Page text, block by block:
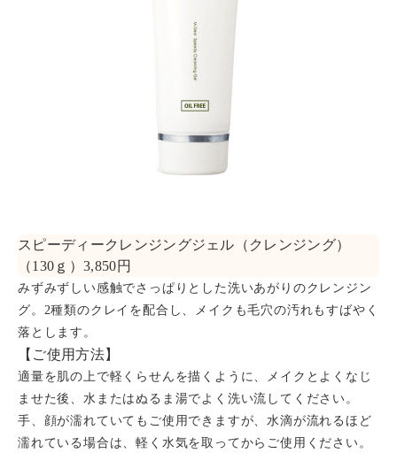
スピーディークレンジングジェル（クレンジング）
（130ｇ）3,850円
みずみずしい感触でさっぱりとした洗いあがりのクレンジン
グ。2種類のクレイを配合し、メイクも毛穴の汚れもすばやく
落とします。
【ご使用方法】
適量を肌の上で軽くらせんを描くように、メイクとよくなじ
ませた後、水またはぬるま湯でよく洗い流してください。
手、顔が濡れていてもご使用できますが、水滴が流れるほど
濡れている場合は、軽く水気を取ってからご使用ください。